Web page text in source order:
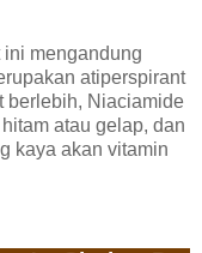
mengandung
atiperspirant
berlebih, Niaciamide
atau gelap, dan
kaya akan vitamin